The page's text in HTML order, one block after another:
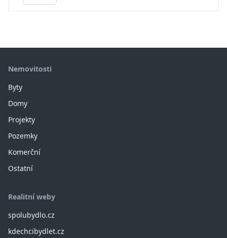
Nemovitosti
Byty
Domy
Projekty
Pozemky
Komerční
Ostatní
Realitní weby
spolubydlo.cz
kdechcibydlet.cz